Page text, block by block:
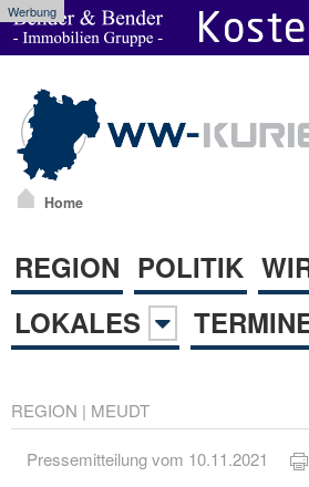
Werbung
Home
REGION POLITIK
LOKALES
REGION | MEUDT
Pressemitteilung vom 10.11.2021